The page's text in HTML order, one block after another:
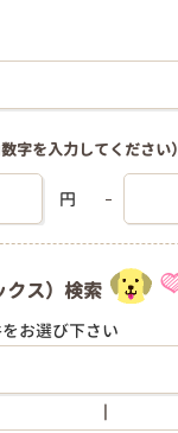
数字を入力してください）
円
ス）検索
お選び下さい